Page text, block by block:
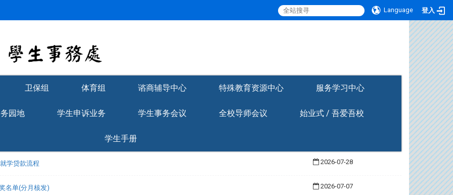
Language 登入
卫保组 体育组 谘商辅导中心 特殊教育资源中心 服务学习中心
园地 学生申诉业务 学生事务会议 全校导师会议 始业式 / 吾爱吾校
学生手册
学贷款流程 2026-07-28
名单(分月核发) 2026-07-07